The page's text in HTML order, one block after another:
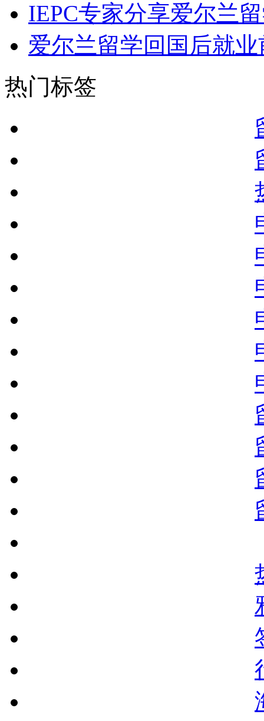
IEPC专家分享爱尔兰
爱尔兰留学回国后就
热门标签